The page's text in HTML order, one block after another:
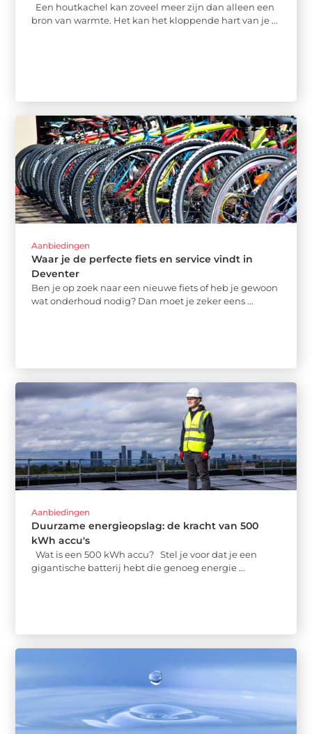
Een houtkachel kan zoveel meer zijn dan alleen een
bron van warmte. Het kan het kloppende hart van je ...
Aanbiedingen
Waar je de perfecte fiets en service vindt in
Deventer
Ben je op zoek naar een nieuwe fiets of heb je gewoon
wat onderhoud nodig? Dan moet je zeker eens ...
Aanbiedingen
Duurzame energieopslag: de kracht van 500
kWh accu's
Wat is een 500 kWh accu? Stel je voor dat je een
gigantische batterij hebt die genoeg energie ...